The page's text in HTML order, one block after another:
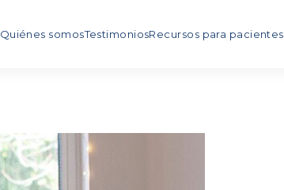
Quiénes somosTestimoniosRecursos para pacientes